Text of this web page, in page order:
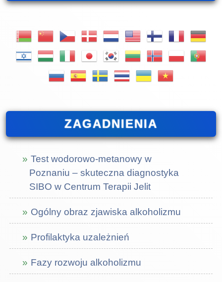
ZAGADNIENIA
Test wodorowo-metanowy w
Poznaniu – skuteczna diagnostyka
SIBO w Centrum Terapii Jelit
Ogólny obraz zjawiska alkoholizmu
Profilaktyka uzależnień
Fazy rozwoju alkoholizmu